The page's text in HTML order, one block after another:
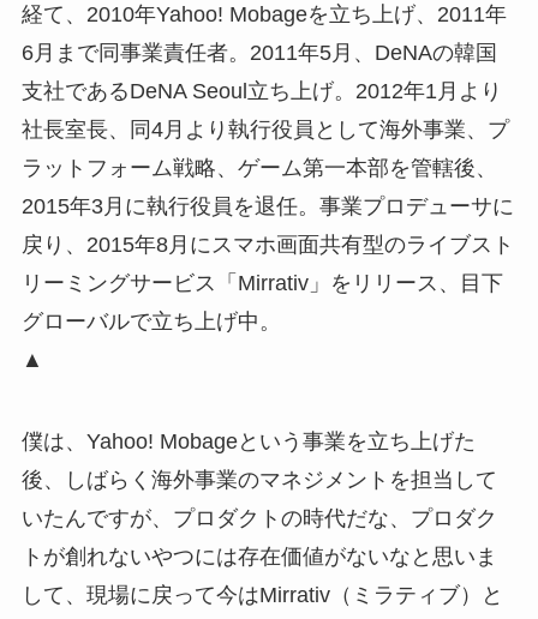
経て、2010年Yahoo! Mobageを立ち上げ、2011年
6月まで同事業責任者。2011年5月、DeNAの韓国
支社であるDeNA Seoul立ち上げ。2012年1月より
社長室長、同4月より執行役員として海外事業、プ
ラットフォーム戦略、ゲーム第一本部を管轄後、
2015年3月に執行役員を退任。事業プロデューサに
戻り、2015年8月にスマホ画面共有型のライブスト
リーミングサービス「Mirrativ」をリリース、目下
グローバルで立ち上げ中。
▲
僕は、Yahoo! Mobageという事業を立ち上げた
後、しばらく海外事業のマネジメントを担当して
いたんですが、プロダクトの時代だな、プロダク
トが創れないやつには存在価値がないなと思いま
して、現場に戻って今はMirrativ（ミラティブ）と